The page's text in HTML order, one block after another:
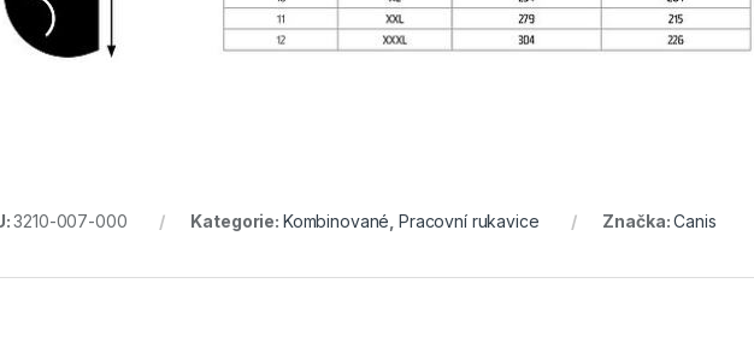
3210-007-000 Kategorie: Kombinované ,Pracovní rukavice Značka:Canis